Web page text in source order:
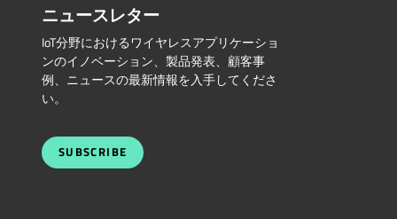
ニュースレター
IoT分野におけるワイヤレスアプリケーショ
ンのイノベーション、製品発表、顧客事
例、ニュースの最新情報を入手してくださ
い。
SUBSCRIBE